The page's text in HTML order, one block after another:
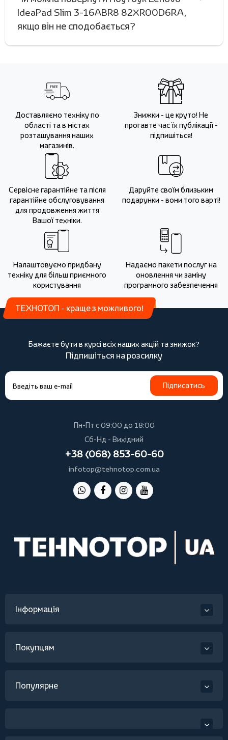
IdeaPad Slim 3-16ABR8 82XR00D6RA,
якщо він не сподобається?
Доставляємо техніку по
області та в містах
розташування наших
магазинів.
Знижки - це круто! Не
прогавте час їх публікації -
підпишіться!
Сервісне гарантійне та після
гарантійне обслуговування
для продовження життя
Вашої техніки.
Даруйте своїм близьким
подарунки - вони того варті!
Налаштовуємо придбану
техніку для більш приємного
користування
Надаємо пакети послуг на
оновлення чи заміну
програмного забезпечення
ТЕХНОТОП - краще з можливого!
Бажаєте бути в курсі всіх наших акцій та знижок?
Підпишіться на розсилку
Підписатись
Пн-Пт с 09:00 до 18:00
Сб-Нд - Вихідний
+38 (068) 853-60-60
infotop@tehnotop.com.ua
Інформація
Покупцям
Популярне